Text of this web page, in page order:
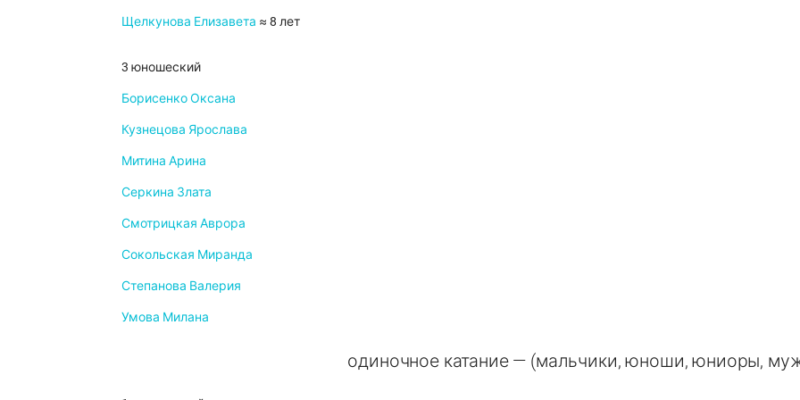
Щелкунова Елизавета ≈ 8 лет
3 юношеский
Борисенко Оксана
Кузнецова Ярослава
Митина Арина
Серкина Злата
Смотрицкая Аврора
Сокольская Миранда
Степанова Валерия
Умова Милана
одиночное катание — (мальчики, юноши, юниоры,